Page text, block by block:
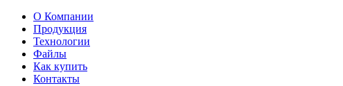
О Компании
Продукция
Технологии
Файлы
Как купить
Контакты